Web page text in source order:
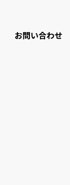
お問い合わせ